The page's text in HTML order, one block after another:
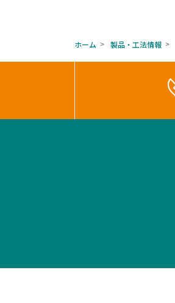
ホーム > 製品・工法情報 >